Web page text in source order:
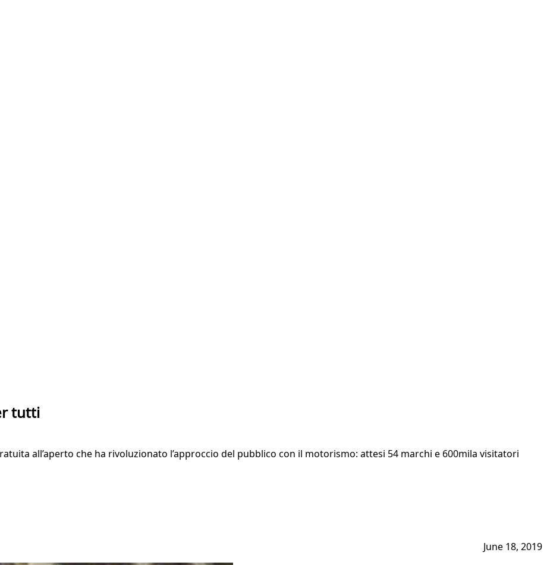
tutti
all’aperto che ha rivoluzionato l’approccio del pubblico con il motorismo: attesi 54 marchi e 600mila visitatori
June 18, 2019